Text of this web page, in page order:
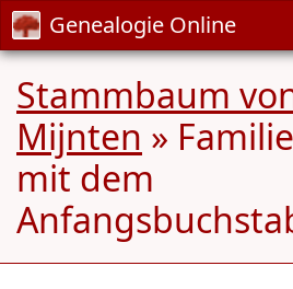
Genealogie Online
Stammbaum
Mijnten »
mit dem